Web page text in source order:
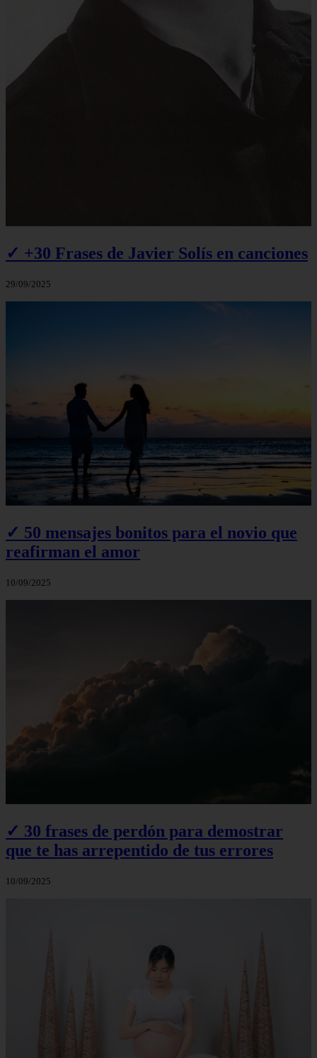
✓ +30 Frases de Javier Solís en canciones
29/09/2025
✓ 50 mensajes bonitos para el novio que
reafirman el amor
10/09/2025
✓ 30 frases de perdón para demostrar
que te has arrepentido de tus errores
10/09/2025